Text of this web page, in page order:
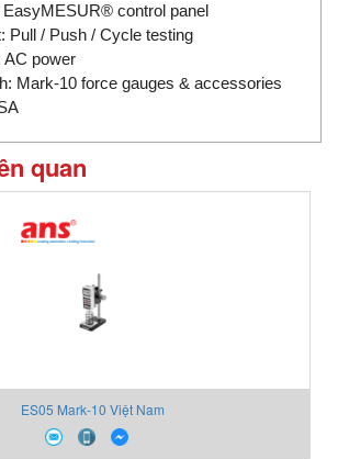
control panel
Pull / Push / Cycle testing
AC power
Mark-10 force gauges & accessories
quan
ES05 Mark-10 Việt Nam